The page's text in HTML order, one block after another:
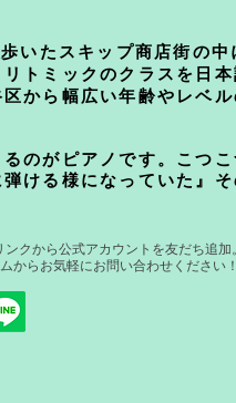
いたスキップ商店街の中
トミックのクラスを日
から幅広い年齢やレベ
のがピアノです。こつ
ける様になっていた』そ
クから公式アカウントを友だち追加
からお気軽にお問い合わせください！